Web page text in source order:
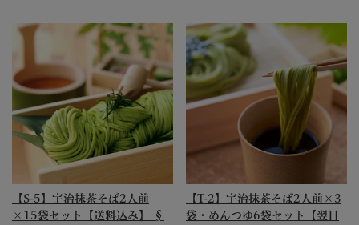
【S-5】宇治抹茶そば2人前
×15袋セット【送料込み】 §
【T-2】宇治抹茶そば2人前×3
袋・めんつゆ6袋セット【翌日